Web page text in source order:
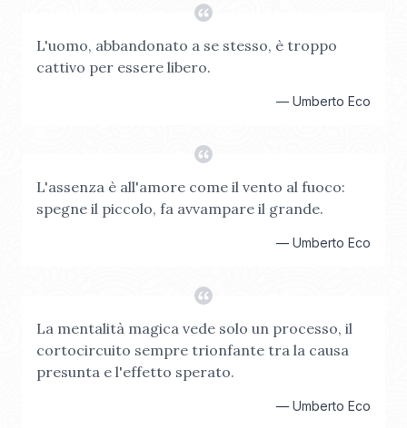
L'uomo, abbandonato a se stesso, è troppo
cattivo per essere libero.
— Umberto Eco
L'assenza è all'amore come il vento al fuoco:
spegne il piccolo, fa avvampare il grande.
— Umberto Eco
La mentalità magica vede solo un processo, il
cortocircuito sempre trionfante tra la causa
presunta e l'effetto sperato.
— Umberto Eco